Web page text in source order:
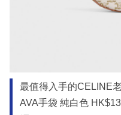
最值得入手的CELINE
AVA手袋 純白色